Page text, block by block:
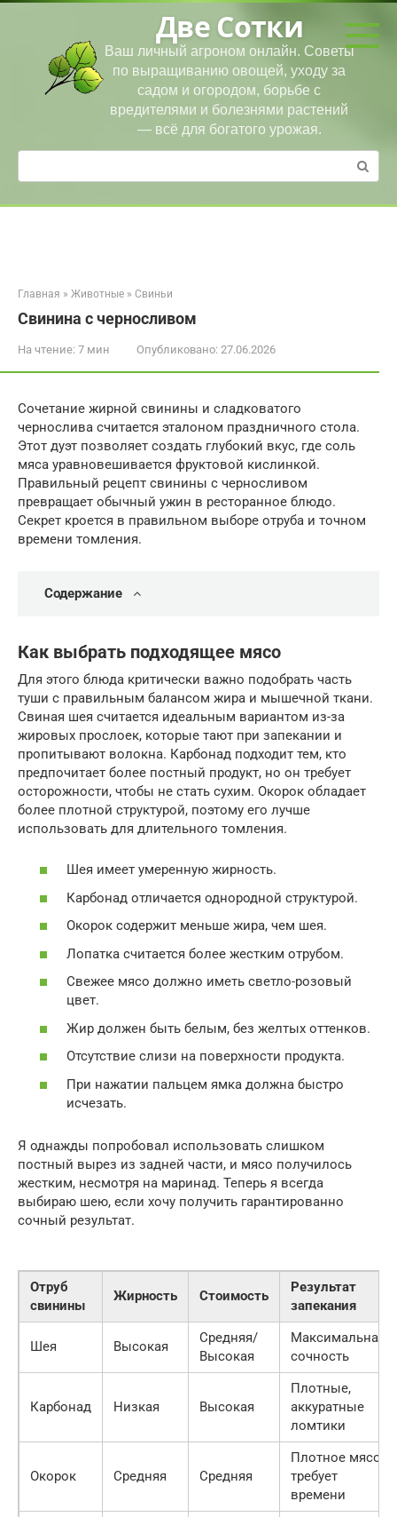
Перейти
Две Сотки
Ваш личный агроном онлайн. Советы
по выращиванию овощей, уходу за
садом и огородом, борьбе с
вредителями и болезнями растений
— всё для богатого урожая.
Поиск:
Главная » Животные » Свиньи
Свинина с черносливом
На чтение: 7 мин Опубликовано: 27.06.2026
Сочетание жирной свинины и сладковатого
чернослива считается эталоном праздничного стола.
Этот дуэт позволяет создать глубокий вкус, где соль
мяса уравновешивается фруктовой кислинкой.
Правильный рецепт свинины с черносливом
превращает обычный ужин в ресторанное блюдо.
Секрет кроется в правильном выборе отруба и точном
времени томления.
Содержание
Как выбрать подходящее мясо
Для этого блюда критически важно подобрать часть
туши с правильным балансом жира и мышечной ткани.
Свиная шея считается идеальным вариантом из-за
жировых прослоек, которые тают при запекании и
пропитывают волокна. Карбонад подходит тем, кто
предпочитает более постный продукт, но он требует
осторожности, чтобы не стать сухим. Окорок обладает
более плотной структурой, поэтому его лучше
использовать для длительного томления.
Шея имеет умеренную жирность.
Карбонад отличается однородной структурой.
Окорок содержит меньше жира, чем шея.
Лопатка считается более жестким отрубом.
Свежее мясо должно иметь светло-розовый
цвет.
Жир должен быть белым, без желтых оттенков.
Отсутствие слизи на поверхности продукта.
При нажатии пальцем ямка должна быстро
исчезать.
Я однажды попробовал использовать слишком
постный вырез из задней части, и мясо получилось
жестким, несмотря на маринад. Теперь я всегда
выбираю шею, если хочу получить гарантированно
сочный результат.
Отруб
свинины
Жирность Стоимость
Результат
запекания
Шея Высокая
Средняя/
Высокая
Максимальная
сочность
Карбонад Низкая Высокая
Плотные,
аккуратные
ломтики
Окорок Средняя Средняя
Плотное мясо,
требует
времени